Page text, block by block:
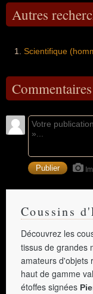
Autres
Scientifique
Commentaires
Coussins
Découvrez les
tissus de grandes
amateurs d'objets
haut de gamme
étoffes signées